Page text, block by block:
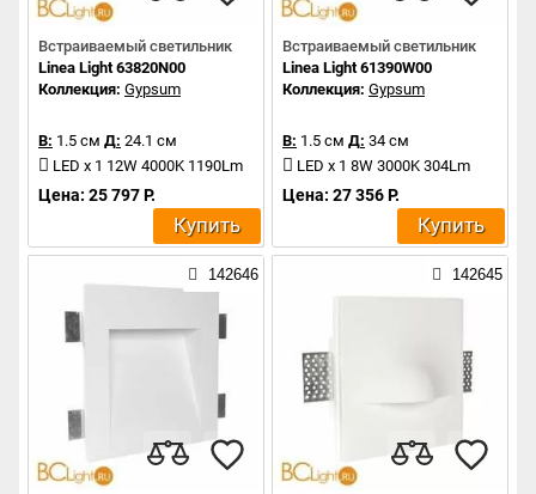
Встраиваемый светильник
Linea Light 63820N00
Коллекция: Gypsum
В: 1.5 см Д: 24.1 см
LED x 1 12W 4000K 1190Lm
Цена: 25 797 Р.
Купить
Встраиваемый светильник
Linea Light 61390W00
Коллекция: Gypsum
В: 1.5 см Д: 34 см
LED x 1 8W 3000K 304Lm
Цена: 27 356 Р.
Купить
142646 142645